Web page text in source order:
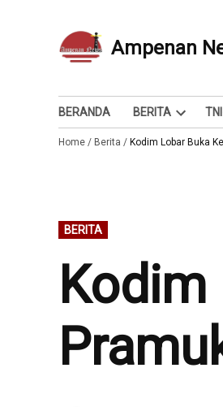
Ampenan
Berita dan Info
BERANDA BERITA
Open
dropdown
Home / Berita / Kodim Lobar Buka
POSTED
IN
BERITA
Kodim